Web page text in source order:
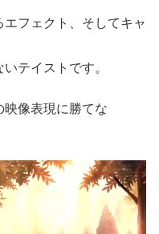
フェクト、そしてキャ
テイストです。
映像表現に勝てな